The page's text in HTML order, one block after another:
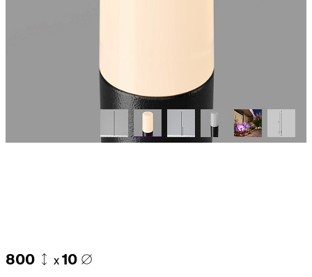
800 x 10